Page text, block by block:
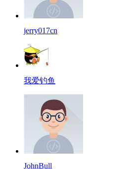
jerry017cn
我爱钓鱼
JohnBull